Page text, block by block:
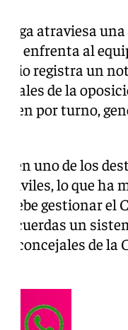
atraviesa
enfrenta al
registra un
de la
por turno,
en uno de los
civiles, lo que
debe gestionar
cuerdas un
concejales de